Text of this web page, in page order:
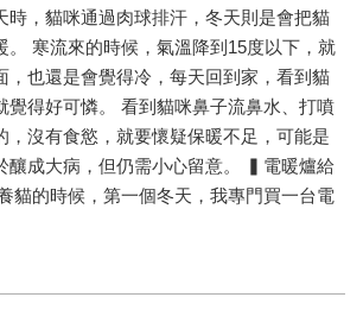
時，貓咪通過肉球排汗，冬天則是會把貓
。 寒流來的時候，氣溫降到15度以下，就
，也還是會覺得冷，每天回到家，看到貓
覺得好可憐。 看到貓咪鼻子流鼻水、打噴
，沒有食慾，就要懷疑保暖不足，可能是
釀成大病，但仍需小心留意。 ▍電暖爐給
貓的時候，第一個冬天，我專門買一台電